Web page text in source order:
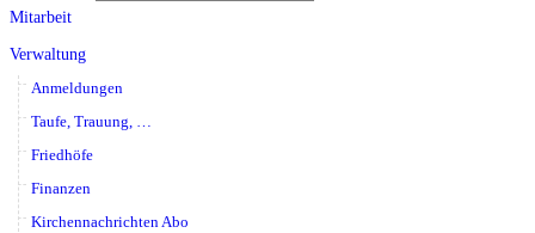
Mitarbeit
Verwaltung
Anmeldungen
Taufe, Trauung, …
Friedhöfe
Finanzen
Kirchennachrichten Abo